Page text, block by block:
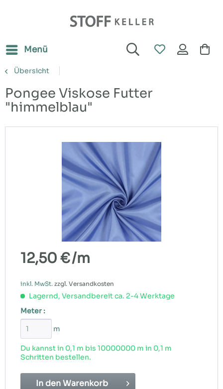
Menü
Übersicht
Pongee Viskose Futter
"himmelblau"
12,50 €/m
inkl. MwSt. zzgl. Versandkosten
Lagernd, Versandbereit ca. 2-4 Werktage
Meter :
m
Du kannst in 0,1 m bis 10000000 m in 0,1 m
Schritten bestellen.
In den Warenkorb